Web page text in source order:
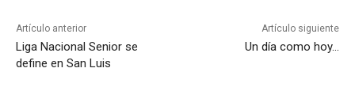
Artículo anterior
Liga Nacional Senior se
define en San Luis
Artículo siguiente
Un día como hoy…